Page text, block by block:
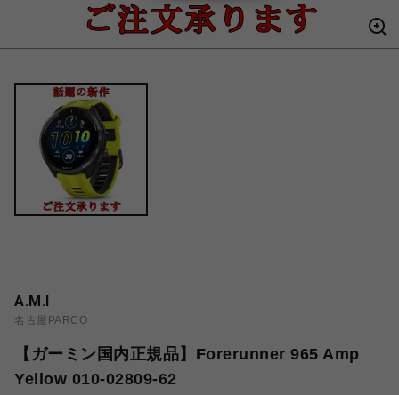
A.M.I
名古屋PARCO
【ガーミン国内正規品】Forerunner 965 Amp
Yellow 010-02809-62